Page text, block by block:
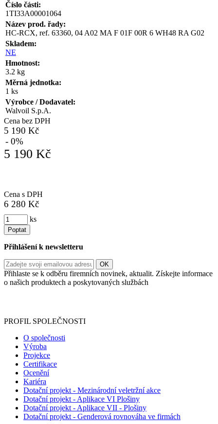
Číslo části:
1TI33A00001064
Název prod. řady:
HC-RCX, ref. 63360, 04 A02 MA F 01F 00R 6 WH48 RA G02
Skladem:
NE
Hmotnost:
3.2 kg
Měrná jednotka:
1 ks
Výrobce / Dodavatel:
Walvoil S.p.A.
Cena bez DPH
5 190 Kč
- 0%
5 190 Kč
Cena s DPH
6 280 Kč
ks
Poptat
Přihlášení k newsletteru
Přihlaste se k odběru firemních novinek, aktualit. Získejte informace
o našich produktech a poskytovaných službách
PROFIL SPOLEČNOSTI
O společnosti
Výroba
Projekce
Certifikace
Ocenění
Kariéra
Dotační projekt - Mezinárodní veletržní akce
Dotační projekt - Aplikace VI Plošiny
Dotační projekt - Aplikace VII - Plošiny
Dotační projekt - Genderová rovnováha ve firmách